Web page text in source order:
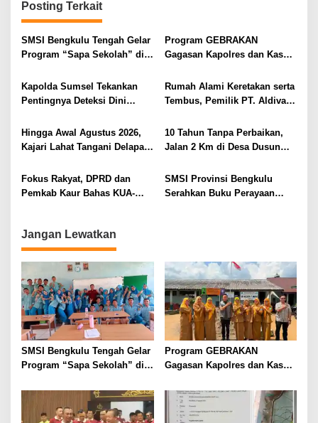
a
s
i
p
o
Posting Terkait
SMSI Bengkulu Tengah Gelar
Program “Sapa Sekolah” di
Program GEBRAKAN
Gagasan Kapolres dan Kasat
Menyasar ke Siswa SDN dan
SMPN di Jarai
Kapolda Sumsel Tekankan
Pentingnya Deteksi Dini
Pelayanan Kepolisian
Rumah Alami Keretakan serta
Tembus, Pemilik PT. Aldiva
Hingga Awal Agustus 2026,
Kajari Lahat Tangani Delapan
10 Tahun Tanpa Perbaikan,
Jalan 2 Km di Desa Dusun
Berlumpur dan Berlubang
Fokus Rakyat, DPRD dan
Pemkab Kaur Bahas KUA-
SMSI Provinsi Bengkulu
Serahkan Buku Perayaan
Jangan Lewatkan
SMSI Bengkulu Tengah Gelar
Program “Sapa Sekolah” di
Program GEBRAKAN
Gagasan Kapolres dan Kasat
Menyasar ke Siswa SDN dan
SMPN di Jarai